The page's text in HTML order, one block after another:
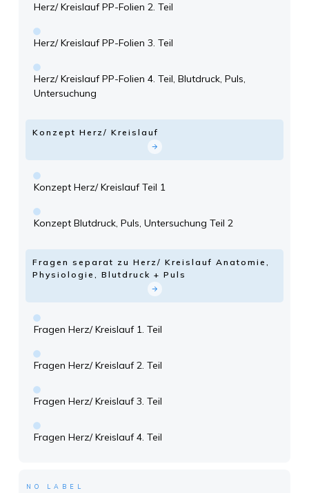
Herz/ Kreislauf PP-Folien 2. Teil
Herz/ Kreislauf PP-Folien 3. Teil
Herz/ Kreislauf PP-Folien 4. Teil, Blutdruck, Puls,
Untersuchung
Konzept Herz/ Kreislauf
Konzept Herz/ Kreislauf Teil 1
Konzept Blutdruck, Puls, Untersuchung Teil 2
Fragen separat zu Herz/ Kreislauf Anatomie,
Physiologie, Blutdruck + Puls
Fragen Herz/ Kreislauf 1. Teil
Fragen Herz/ Kreislauf 2. Teil
Fragen Herz/ Kreislauf 3. Teil
Fragen Herz/ Kreislauf 4. Teil
NO LABEL